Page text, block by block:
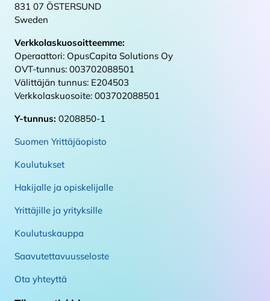
831 07 ÖSTERSUND
Sweden
Verkkolaskuosoitteemme:
Operaattori: OpusCapita Solutions Oy
OVT-tunnus: 003702088501
Välittäjän tunnus: E204503
Verkkolaskuosoite: 003702088501
Y-tunnus: 0208850-1
Suomen Yrittäjäopisto
Koulutukset
Hakijalle ja opiskelijalle
Yrittäjille ja yrityksille
Koulutuskauppa
Saavutettavuusseloste
Ota yhteyttä